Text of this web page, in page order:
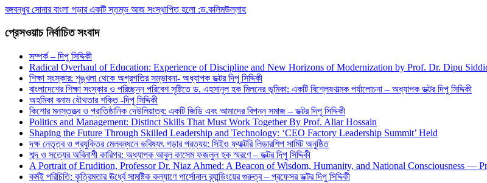
বঙ্গবন্ধুর সোনার বাংলা গড়ার একটি স্তম্ভ আজ সংস্থাপিত হলো :ড.কলিমউল্লাহ
প্রেসওয়াচ নির্বাচিত সংবাদ
সম্পর্ক – দিপু সিদ্দিকী
Radical Overhaul of Education: Experience of Discipline and New Horizons of Modernization by Prof. Dr. Dipu
শিক্ষা সংস্কার: শৃঙ্খলা থেকে অগ্রগতির সম্ভাবনা- অধ্যাপক ডক্টর দিপু সিদ্দিকী
বাংলাদেশের শিক্ষা সংস্কার ও পরিচ্ছন্ন পরিবেশ সৃষ্টিতে ড. এহসানুল হক মিলনের ভূমিকা: একটি বিশ্লেষণাত্মক পর্যালোচনা – অধ্যাপক ডক্টর দিপু সিদ্দিকী
অহমিকা বনাম যৌথতার শক্তি -দিপু সিদ্দিকী
কিশোর মনস্তত্ত্ব ও প্রাতিষ্ঠানিক দেউলিয়াত্ব: একটি জিডি এবং আমাদের বিপন্ন সমাজ – ডক্টর দিপু সিদ্দিকী
Politics and Management: Distinct Skills That Must Work Together By Prof. Aliar Hossain
Shaping the Future Through Skilled Leadership and Technology: ‘CEO Factory Leadership Summit’ Held
দক্ষ নেতৃত্ব ও প্রযুক্তির মেলবন্ধনে ভবিষ্যৎ গড়ার প্রত্যয়: সিইও ফ্যাক্টরি লিডারশিপ সামিট অনুষ্ঠিত
শব্দ ও সত্যের অবিনাশী কারিগর: অধ্যাপক আবুল কাসেম ফজলুল হক স্মরণে – ডক্টর দিপু সিদ্দিকী
A Portrait of Erudition, Professor Dr. Niaz Ahmed: A Beacon of Wisdom, Humanity, and National Consciousness —
কর্মই পরিচিতি: কৃত্রিমতার ঊর্ধ্বে সামষ্টিক কল্যাণে পার্সোনাল ব্র্যান্ডিংয়ের গুরুত্ব – প্রফেসর ডক্টর দিপু সিদ্দিকী